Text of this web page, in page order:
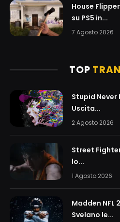
House
su PS5 in...
7 Agosto 2026
TOP
Stupid Never
Uscita...
2 Agosto 2026
Street
lo...
1 Agosto 2026
Madden NFL
Svelano le...